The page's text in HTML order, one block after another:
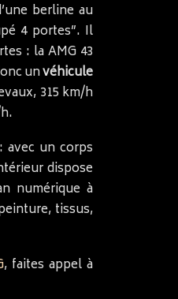
berline au
4 portes”. Il
: la AMG 43
unvéhicule
315 km/h
avec un corps
dispose
numérique à
tissus,
, faites appel à